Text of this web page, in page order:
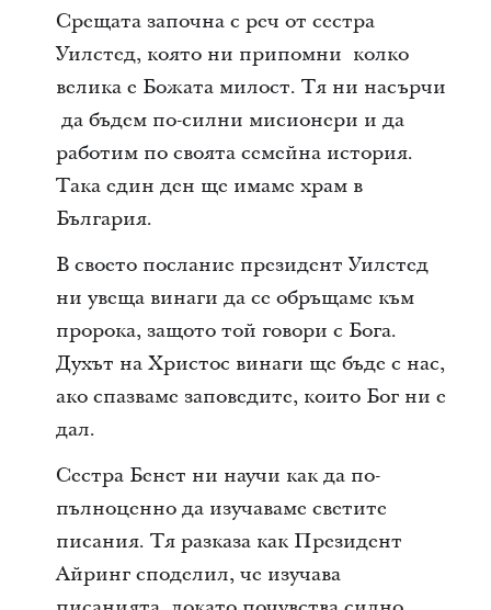
Срещата започна с реч от сестра
Уилстед, която ни припомни колко
велика е Божата милост. Тя ни насърчи
да бъдем по-силни мисионери и да
работим по своята семейна история.
Така един ден ще имаме храм в
България.
В своето послание президент Уилстед
ни увеща винаги да се обръщаме към
пророка, защото той говори с Бога.
Духът на Христос винаги ще бъде с нас,
ако спазваме заповедите, които Бог ни е
дал.
Сестра Бенет ни научи как да по-
пълноценно да изучаваме светите
писания. Тя разказа как Президент
Айринг споделил, че изучава